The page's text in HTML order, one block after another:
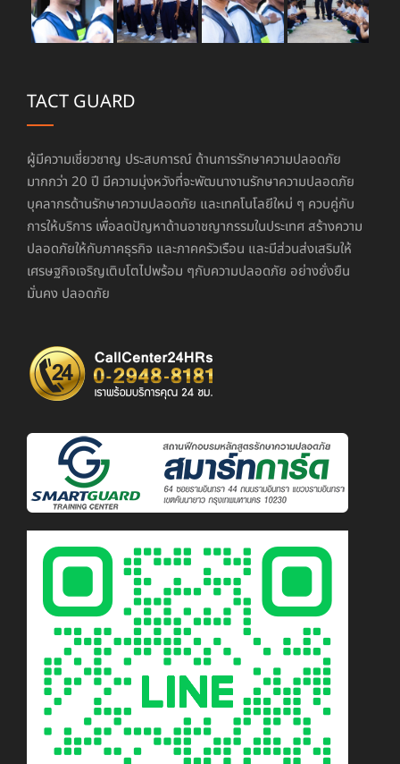
TACT GUARD
ผู้มีความเชี่ยวชาญ ประสบการณ์ ด้านการรักษาความปลอดภัย
มากกว่า 20 ปี มีความมุ่งหวังที่จะพัฒนางานรักษาความปลอดภัย
บุคลากรด้านรักษาความปลอดภัย และเทคโนโลยีใหม่ ๆ ควบคู่กับ
การให้บริการ เพื่อลดปัญหาด้านอาชญากรรมในประเทศ สร้างความ
ปลอดภัยให้กับภาคธุรกิจ และภาคครัวเรือน และมีส่วนส่งเสริมให้
เศรษฐกิจเจริญเติบโตไปพร้อม ๆกับความปลอดภัย อย่างยั่งยืน
มั่นคง ปลอดภัย